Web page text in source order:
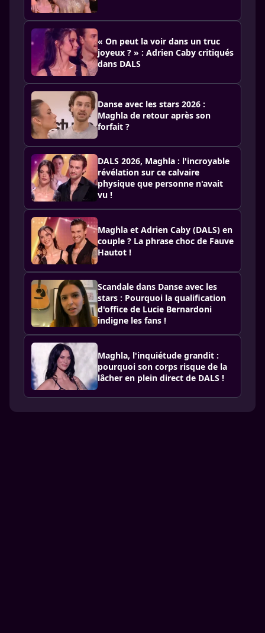
« On peut la voir dans un truc
joyeux ? » : Adrien Caby critiqués
dans DALS
Danse avec les stars 2026 :
Maghla de retour après son
forfait ?
DALS 2026, Maghla : l'incroyable
révélation sur ce calvaire
physique que personne n'avait
vu !
Maghla et Adrien Caby (DALS) en
couple ? La phrase choc de Fauve
Hautot !
Scandale dans Danse avec les
stars : Pourquoi la qualification
d'office de Lucie Bernardoni
indigne les fans !
Maghla, l'inquiétude grandit :
pourquoi son corps risque de la
lâcher en plein direct de DALS !